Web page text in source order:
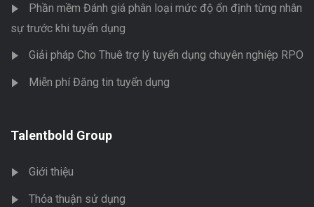
Phần mềm Đánh giá phân loại mức độ ổn định từng nhân
sự trước khi tuyển dụng
Giải pháp Cho Thuê trợ lý tuyển dụng chuyên nghiệp RPO
Miễn phí Đăng tin tuyển dụng
Talentbold Group
Giới thiệu
Thỏa thuận sử dụng